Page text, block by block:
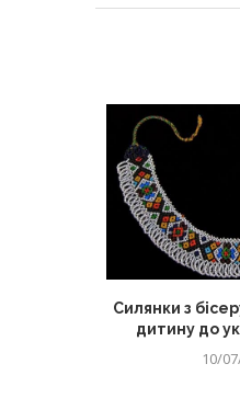
Силянки з
дитину до
10/